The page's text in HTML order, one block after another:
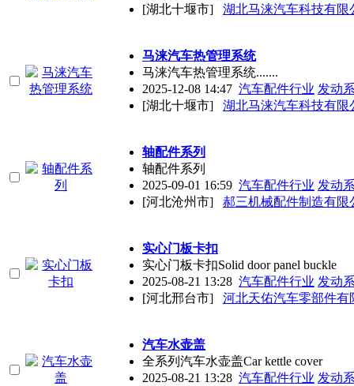
[湖北十堰市]
湖北马涞汽车科技有限
马涞汽车热管理系统
马涞汽车热管理系统.......
2025-12-08 14:47 汽车配件行业 发动
[湖北十堰市]
湖北马涞汽车科技有限
轴配件系列
轴配件系列
2025-09-01 16:59 汽车配件行业 发动
[河北沧州市]
郝三机械配件制造有限
实心门板卡扣
实心门板卡扣Solid door panel buckle
2025-08-21 13:28 汽车配件行业 发动
[河北邢台市]
河北天佑汽车零部件有
汽车水壶盖
全系列汽车水壶盖Car kettle cover
2025-08-21 13:28 汽车配件行业 发动